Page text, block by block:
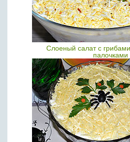
Слоеный салат с
палочками